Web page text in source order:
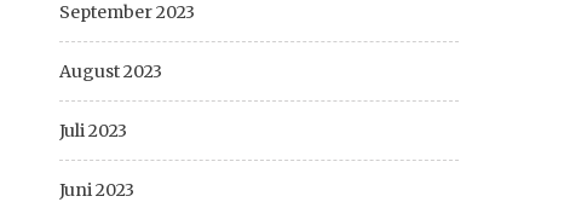
September 2023
August 2023
Juli 2023
Juni 2023